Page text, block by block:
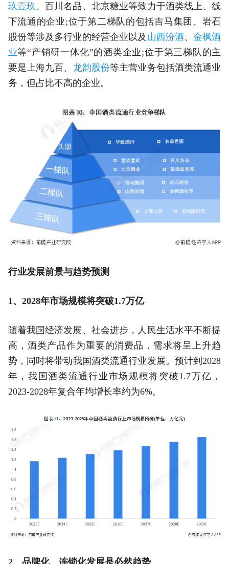
玖壹玖 、百川名品、北京糖业等致力于酒类线上、线
下流通的企业;位于第二梯队的包括吉马集团、岩石
股份等涉及多行业的经营企业以及 山西汾酒、金枫酒
业等“产销研一体化”的酒类企业;位于第三梯队的主
要是上海九百、 龙韵股份等主营业务包括酒类流通业
务，但占比不高的企业。
行业发展前景与趋势预测
1、2028年市场规模将突破1.7万亿
随着我国经济发展、社会进步，人民生活水平不断提
高，酒类产品作为重要的消费品，需求将呈上升趋
势，同时将带动我国酒类流通行业发展。预计到2028
年，我国酒类流通行业市场规模将突破1.7万亿，
2023-2028年复合年均增长率约为6%。